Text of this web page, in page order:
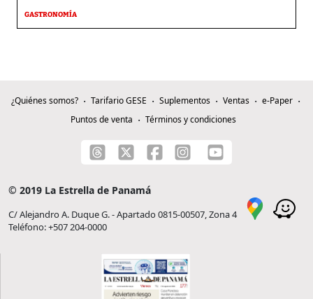
GASTRONOMÍA
¿Quiénes somos? Tarifario GESE Suplementos Ventas
e-Paper
Puntos de venta
Términos y condiciones
© 2019 La Estrella de Panamá
C/ Alejandro A. Duque G. - Apartado 0815-00507, Zona 4
Teléfono: +507 204-0000